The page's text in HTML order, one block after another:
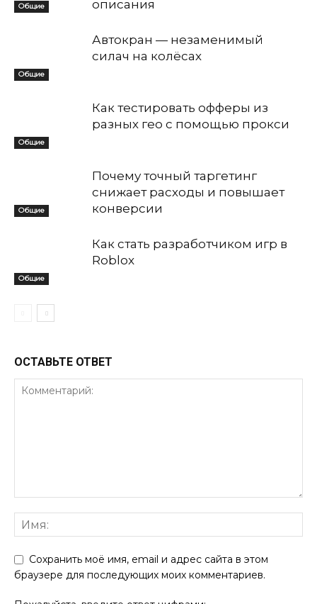
Общие описания
Общие
Автокран — незаменимый
силач на колёсах
Общие
Как тестировать офферы из
разных гео с помощью прокси
Общие
Почему точный таргетинг
снижает расходы и повышает
конверсии
Общие
Как стать разработчиком игр в
Roblox
ОСТАВЬТЕ ОТВЕТ
Сохранить моё имя, email и адрес сайта в этом
браузере для последующих моих комментариев.